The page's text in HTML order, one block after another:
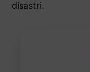
disastri.